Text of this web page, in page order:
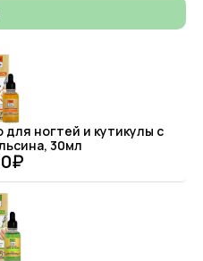
для ногтей и кутикулы с
30мл